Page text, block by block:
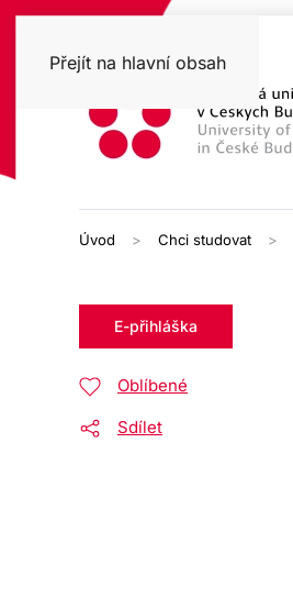
Přejít na hlavní obsah
Úvod Chci studovat
E-přihláška
Oblíbené
Sdílet